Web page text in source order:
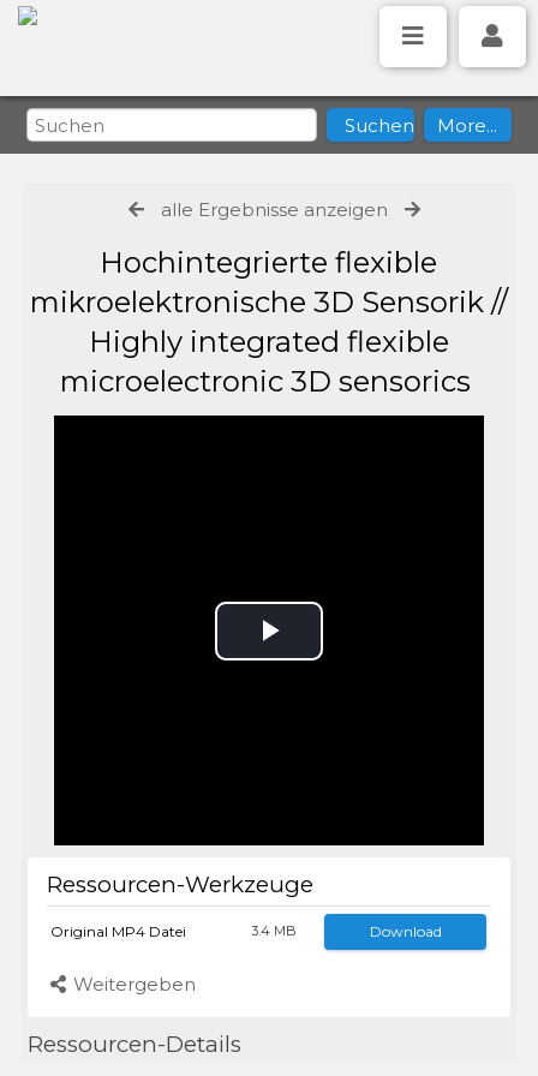
alle Ergebnisse anzeigen
Hochintegrierte flexible
mikroelektronische 3D Sensorik //
Highly integrated flexible
microelectronic 3D sensorics
Play
Ressourcen-Werkzeuge
Original MP4 Datei 3.4 MB Download
Weitergeben
Ressourcen-Details